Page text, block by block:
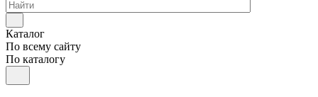
Каталог
По всему сайту
По каталогу